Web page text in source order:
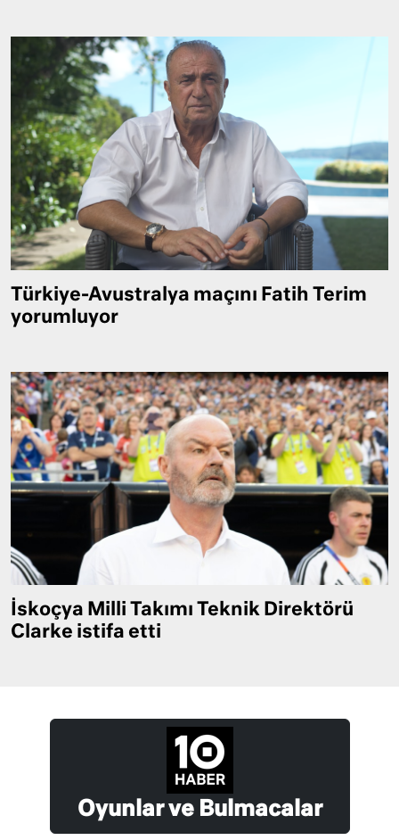
Türkiye-Avustralya maçını Fatih Terim
yorumluyor
İskoçya Milli Takımı Teknik Direktörü
Clarke istifa etti
Oyunlar ve Bulmacalar